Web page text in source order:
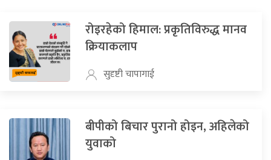
रोइरहेको हिमाल: प्रकृतिविरुद्ध मानव
क्रियाकलाप
सुदृष्टी चापागाई
बीपीको बिचार पुरानो होइन, अहिलेको
युवाको